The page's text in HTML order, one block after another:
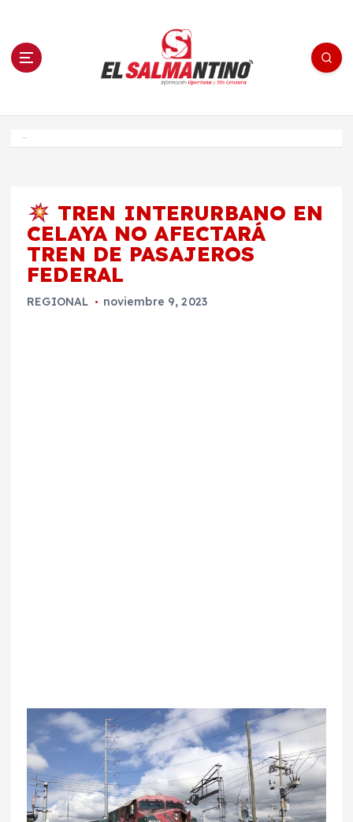
n El Salmantino - medios/noticias/editorial
TREN INTERURBANO EN
CELAYA NO AFECTARÁ
TREN DE PASAJEROS
FEDERAL
REGIONAL noviembre 9, 2023